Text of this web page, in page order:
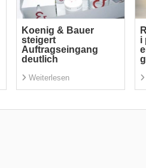
Koenig & Bauer
steigert
Auftragseingang
deutlich
Weiterlesen
i